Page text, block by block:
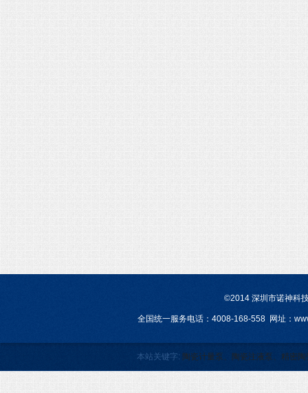
©2014 深圳市诺神科
全国统一服务电话：4008-168-558 网址：
本站关键字: 陶瓷计量泵、陶瓷注液泵、精密